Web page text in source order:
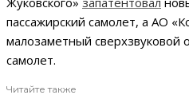
пассажирский самолет, а АО
малозаметный сверхзвуковой
самолет.
Читайте также